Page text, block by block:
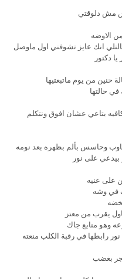
مش دلوقتي
الاوضه
انك عايز تشوفني اول ماوصل
دكتور
حنين من يوم ماتبعتيها
حالتها
بتاعي عشان افوق ونتكلم
وحاسس بألم بظهره بعد نومه
بيدعي على نور
على عنيه
في وشه
يقرب من معتز
وهو متابع جاك
رابطها في رقبة الكلب منعته
بغضب